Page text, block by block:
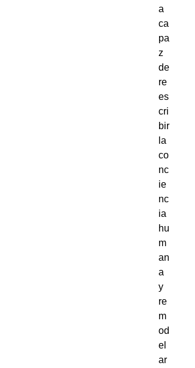
a
ca
pa
z
de
re
es
cri
bir
la
co
nc
ie
nc
ia
hu
m
an
a
y
re
m
od
el
ar